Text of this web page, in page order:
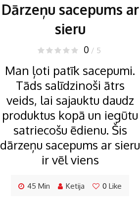
Dārzeņu sacepums ar
sieru
0 / 5
Man ļoti patīk sacepumi.
Tāds salīdzinoši ātrs
veids, lai sajauktu daudz
produktus kopā un iegūtu
satriecošu ēdienu. Šis
dārzeņu sacepums ar sieru
ir vēl viens
45 Min Ketija 0 Like